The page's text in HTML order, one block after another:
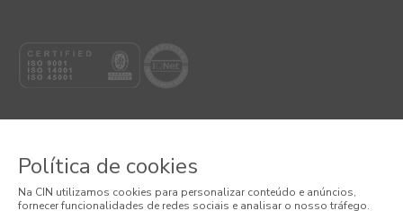
Política de cookies
Na CIN utilizamos cookies para personalizar conteúdo e anúncios,
fornecer funcionalidades de redes sociais e analisar o nosso tráfego.